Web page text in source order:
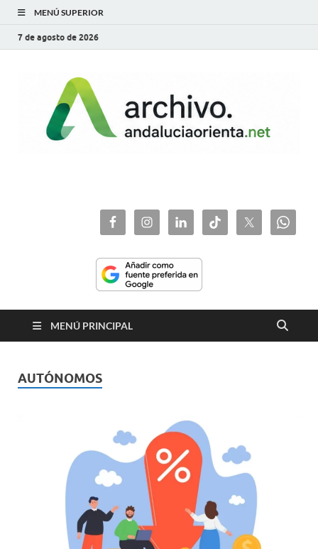
MENÚ SUPERIOR
7 de agosto de 2026
MENÚ PRINCIPAL
AUTÓNOMOS